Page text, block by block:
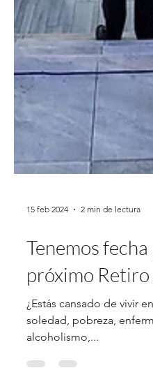
15 feb 2024 2 min de lectura
Tenemos
próximo Retiro